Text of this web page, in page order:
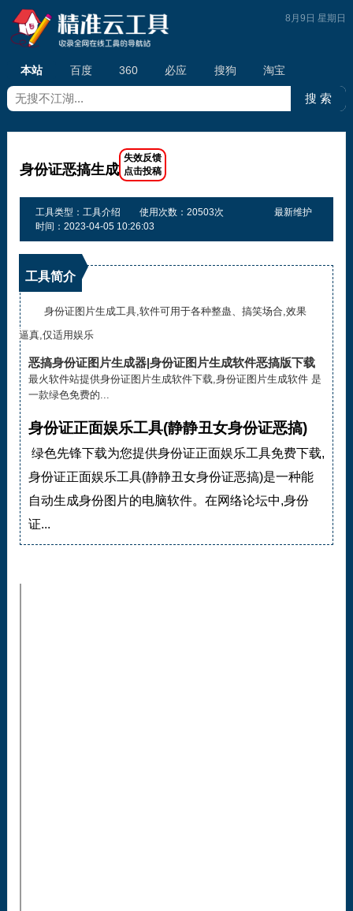
本站 百度 360 必应 搜狗 淘宝
8月9日 星期日
身份证恶搞生成
工具类型：工具介绍 使用次数：20503次
最新维护
时间：2023-04-05 10:26:03
工具简介
身份证图片生成工具,软件可用于各种整蛊、搞笑场合,效果
逼真,仅适用娱乐
恶搞身份证图片生成器|身份证图片生成软件恶搞版下载
最火软件站提供身份证图片生成软件下载,身份证图片生成软件 是
一款绿色免费的...
身份证正面娱乐工具(静静丑女身份证恶搞)
绿色先锋下载为您提供身份证正面娱乐工具免费下载,
身份证正面娱乐工具(静静丑女身份证恶搞)是一种能
自动生成身份图片的电脑软件。在网络论坛中,身份
证...